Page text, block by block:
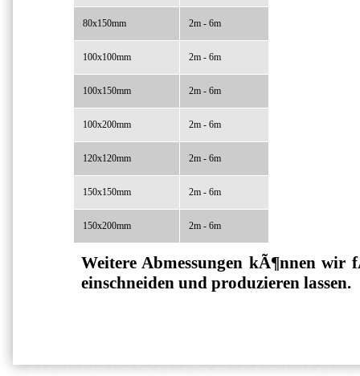
80x150mm 2m - 6m
100x100mm 2m - 6m
100x150mm 2m - 6m
100x200mm 2m - 6m
120x120mm 2m - 6m
150x150mm 2m - 6m
150x200mm 2m - 6m
Weitere Abmessungen kÃ¶nnen wir
einschneiden und produzieren lassen.